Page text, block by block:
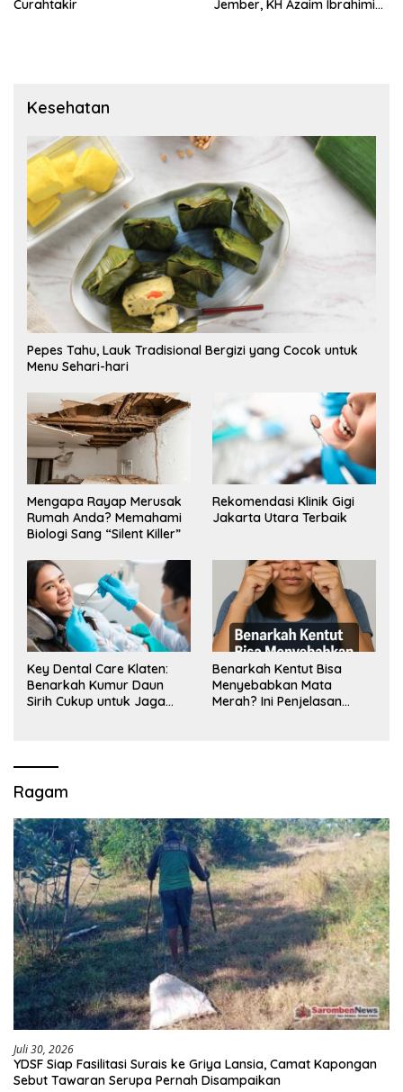
Curahtakir
Jember, KH Azaim Ibrahimi
Kesehatan
Pepes Tahu, Lauk Tradisional Bergizi yang Cocok untuk
Menu Sehari-hari
Mengapa Rayap Merusak
Rumah Anda? Memahami
Biologi Sang “Silent Killer”
Rekomendasi Klinik Gigi
Jakarta Utara Terbaik
Key Dental Care Klaten:
Benarkah Kumur Daun
Sirih Cukup untuk Jaga
Benarkah Kentut Bisa
Menyebabkan Mata
Merah? Ini Penjelasan
Ragam
Juli 30, 2026
YDSF Siap Fasilitasi Surais ke Griya Lansia, Camat Kapongan
Sebut Tawaran Serupa Pernah Disampaikan